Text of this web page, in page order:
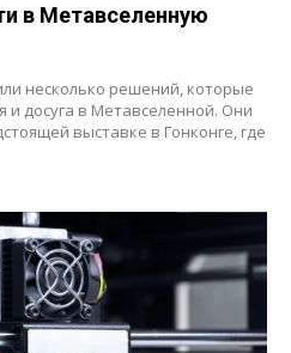
в Метавселенную
несколько решений, которые
досуга в Метавселенной. Они
выставке в Гонконге, где